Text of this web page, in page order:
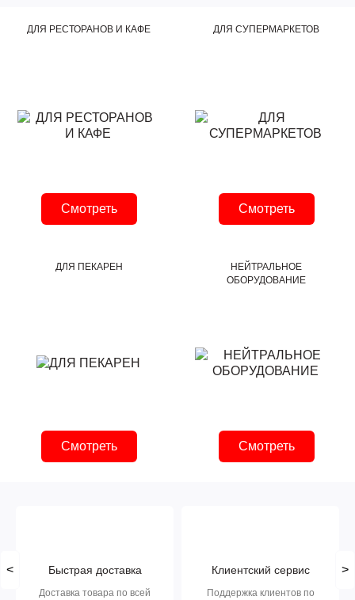
ДЛЯ РЕСТОРАНОВ И КАФЕ
Смотреть
ДЛЯ СУПЕРМАРКЕТОВ
Смотреть
ДЛЯ ПЕКАРЕН
Смотреть
НЕЙТРАЛЬНОЕ
ОБОРУДОВАНИЕ
Смотреть
< Быстрая доставка
Доставка товара по всей
Клиентский сервис
Поддержка клиентов по
>